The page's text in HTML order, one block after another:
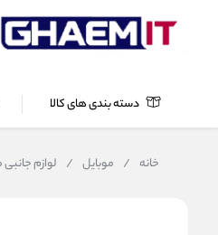
دسته بندی های کالا
خانه / موبایل / لوازم